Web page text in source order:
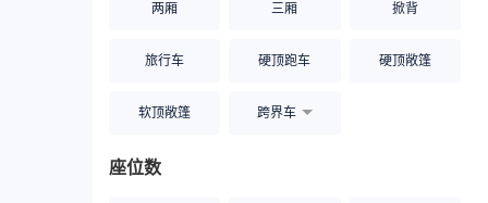
两厢 三厢 掀背
旅行车 硬顶跑车 硬顶敞篷
软顶敞篷 跨界车
座位数